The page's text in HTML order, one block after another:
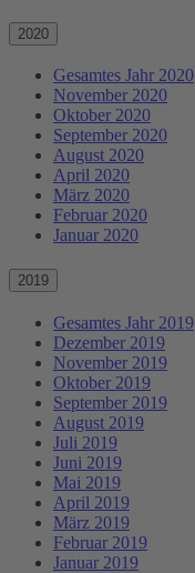
2020
Gesamtes Jahr 2020
November 2020
Oktober 2020
September 2020
August 2020
April 2020
März 2020
Februar 2020
Januar 2020
2019
Gesamtes Jahr 2019
Dezember 2019
November 2019
Oktober 2019
September 2019
August 2019
Juli 2019
Juni 2019
Mai 2019
April 2019
März 2019
Februar 2019
Januar 2019